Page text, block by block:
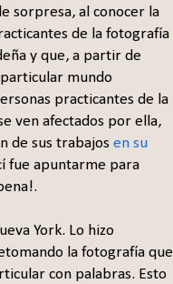
sorpresa, al conocer la
de la fotografía
y que, a partir de
mundo
practicantes de la
ven afectados por ella,
de sus trabajos en su
fue apuntarme para
York. Lo hizo
la fotografía que
con palabras. Esto